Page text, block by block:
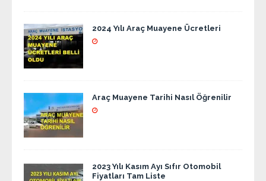
2024 Yılı Araç Muayene Ücretleri
Araç Muayene Tarihi Nasıl Öğrenilir
2023 Yılı Kasım Ayı Sıfır Otomobil
Fiyatları Tam Liste